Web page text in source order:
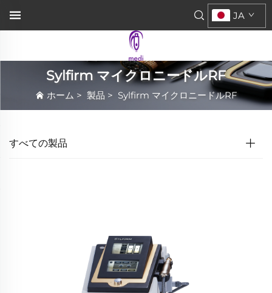
JA
Sylfirm マイクロニードルRF
ホーム > 製品 > Sylfirm マイクロニードルRF
すべての製品